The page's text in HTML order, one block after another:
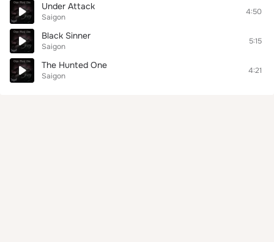
Under Attack
Saigon
4:50
Black Sinner
Saigon
5:15
The Hunted One
Saigon
4:21